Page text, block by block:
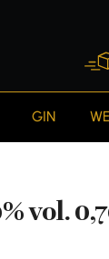
GIN
vol.